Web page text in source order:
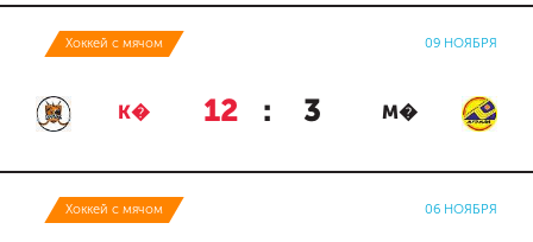
Хоккей с мячом 09 НОЯБРЯ
К� 12 : 3 М�
Хоккей с мячом 06 НОЯБРЯ